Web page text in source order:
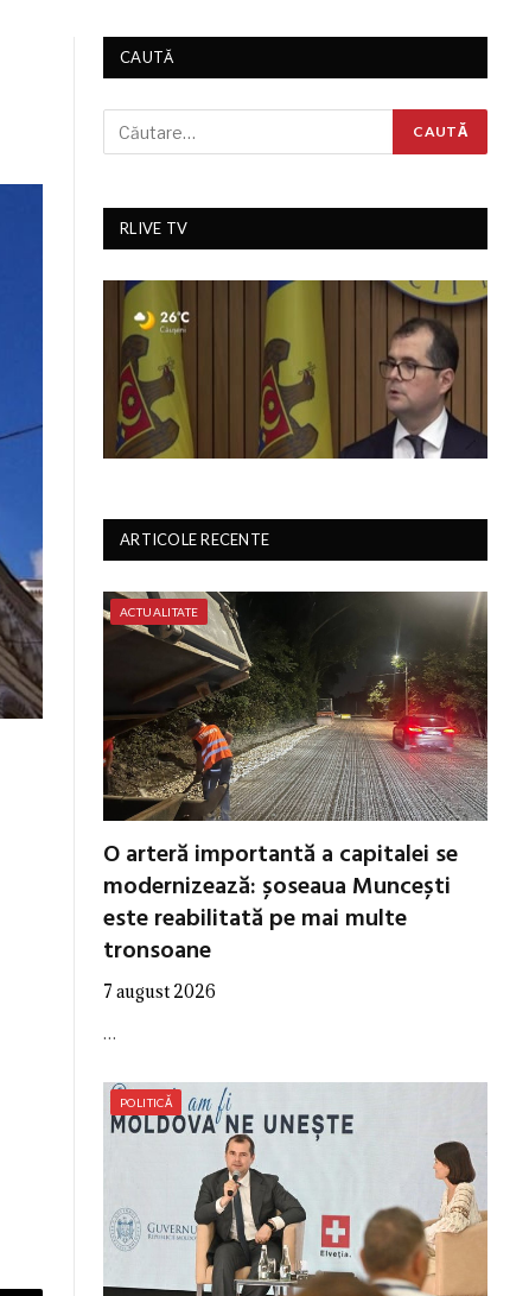
CAUTĂ
RLIVE TV
ARTICOLE RECENTE
ACTUALITATE
O arteră importantă a capitalei se
modernizează: șoseaua Muncești
este reabilitată pe mai multe
tronsoane
7 august 2026
…
POLITICĂ